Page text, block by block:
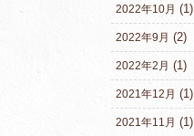
2022年10月 (1)
2022年9月 (2)
2022年2月 (1)
2021年12月 (1)
2021年11月 (1)